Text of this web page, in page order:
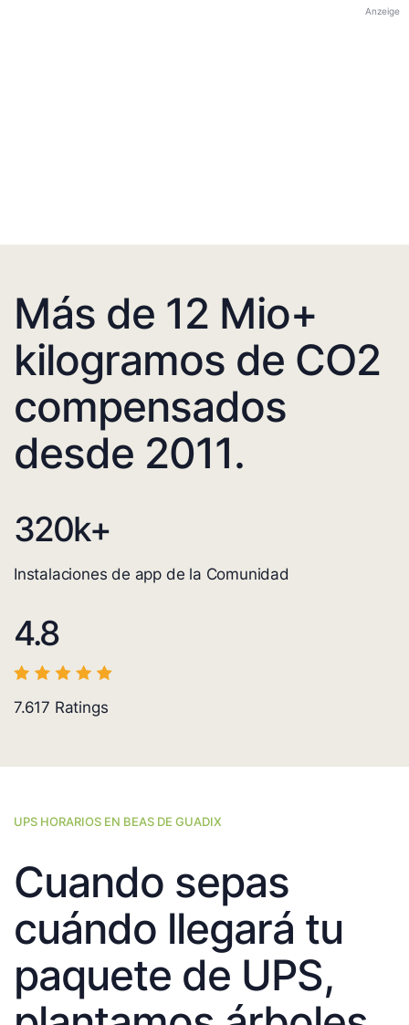
Anzeige
Más de 12 Mio+
kilogramos de CO2
compensados
desde 2011.
320k+
Instalaciones de app de la Comunidad
4.8
7.617 Ratings
UPS HORARIOS EN BEAS DE GUADIX
Cuando sepas
cuándo llegará tu
paquete de UPS,